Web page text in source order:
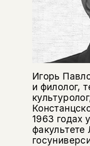
Игорь
и филолог,
1963 годах
факультете
Раз в неделю
о книгах и
За подписку
скидку 15%
Я соглашаюсь с
Этой
нет в
Вы можете
уведомления,
на склад
электронный
Я соглашаюсь с
Эта книга
не
Скажите,
вам уже